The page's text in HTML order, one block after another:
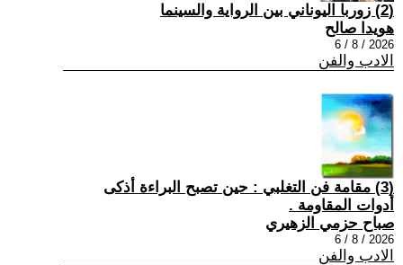
(2) زوربا اليوناني بين الرواية والسينما
هويدا صالح
2026 / 8 / 6
الادب والفن
(3) مقامة فن التغلبي : حين تصبح البراءة أذكى
أدوات المقاومة .
صباح حزمي الزهيري
2026 / 8 / 6
الادب والفن